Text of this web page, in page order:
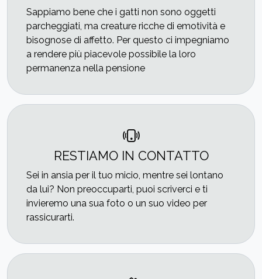
Sappiamo bene che i gatti non sono oggetti
parcheggiati, ma creature ricche di emotività e
bisognose di affetto. Per questo ci impegniamo
a rendere più piacevole possibile la loro
permanenza nella pensione
RESTIAMO IN CONTATTO
Sei in ansia per il tuo micio, mentre sei lontano
da lui? Non preoccuparti, puoi scriverci e ti
invieremo una sua foto o un suo video per
rassicurarti.